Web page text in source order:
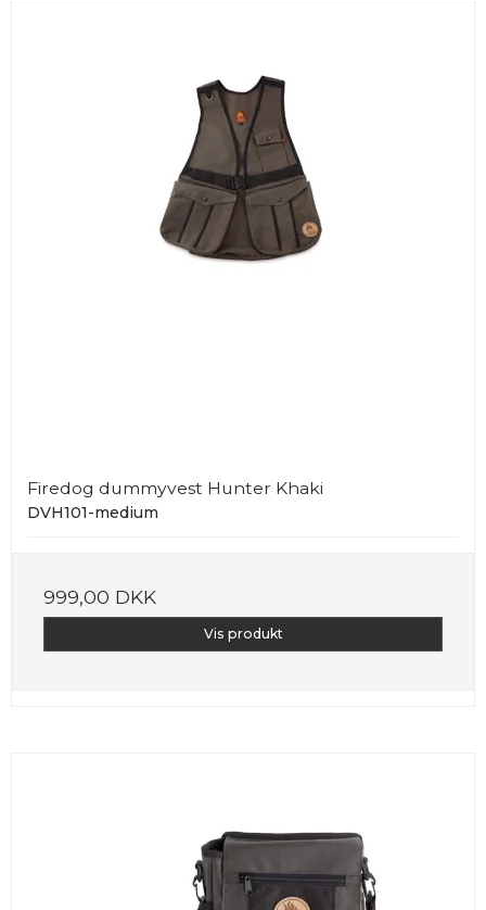
Firedog dummyvest Hunter Khaki
DVH101-medium
999,00 DKK
Vis produkt